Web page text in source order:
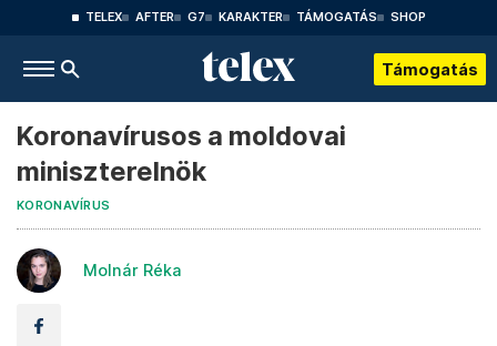
TELEX AFTER G7 KARAKTER TÁMOGATÁS SHOP
Támogatás
Koronavírusos a moldovai
miniszterelnök
KORONAVÍRUS
Molnár Réka